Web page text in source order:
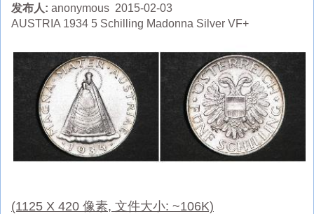
发布人: anonymous 2015-02-03
AUSTRIA 1934 5 Schilling Madonna Silver VF+
(1125 X 420 像素, 文件大小: ~106K)